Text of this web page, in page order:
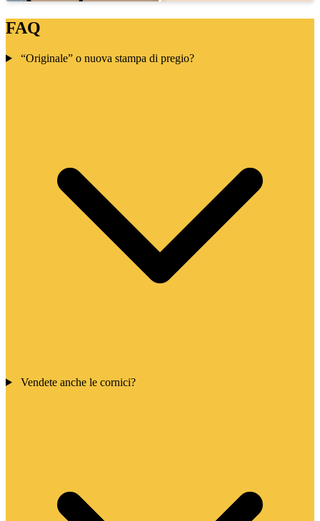
FAQ
“Originale” o nuova stampa di pregio?
Vendete anche le cornici?